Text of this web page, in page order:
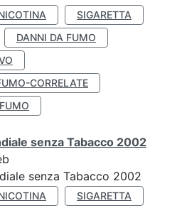
SIGARETTA
DANNI DA FUMO
CORRELATE
senza Tabacco 2002
senza Tabacco 2002
SIGARETTA